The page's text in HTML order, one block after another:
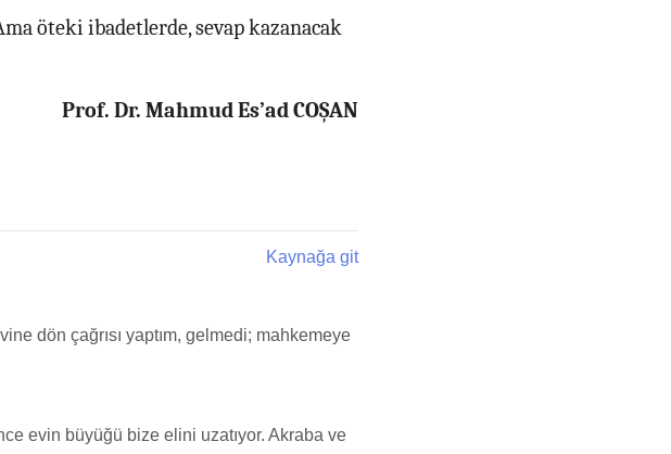
öteki ibadetlerde, sevap kazanacak
Prof. Dr. Mahmud Es’ad COŞAN
Kaynağa git
dön çağrısı yaptım, gelmedi; mahkemeye
evin büyüğü bize elini uzatıyor. Akraba ve